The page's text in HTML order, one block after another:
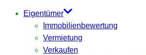
Eigentümer
Immobilienbewertung
Vermietung
Verkaufen